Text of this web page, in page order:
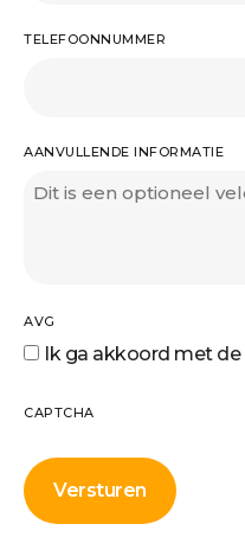
TELEFOONNUMMER
AANVULLENDE INFORMATIE
AVG
Ik ga akkoord met de
CAPTCHA